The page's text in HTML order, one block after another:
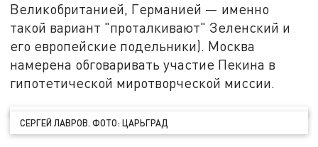
Великобританией, Германией — именно
такой вариант "проталкивают" Зеленский и
его европейские подельники). Москва
намерена обговаривать участие Пекина в
гипотетической миротворческой миссии.
СЕРГЕЙ ЛАВРОВ. ФОТО: ЦАРЬГРАД